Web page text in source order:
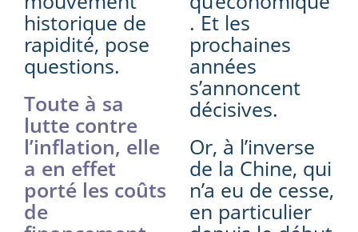
historique de
rapidité, pose
questions.
Toute à sa
lutte contre
l’inflation, elle
a en effet
porté les coûts
de
. Et les
prochaines
années
s’annoncent
décisives.
Or, à l’inverse
de la Chine, qui
n’a eu de cesse,
en particulier